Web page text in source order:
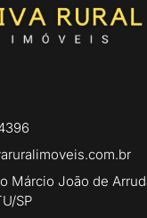
Márcio João de
SP